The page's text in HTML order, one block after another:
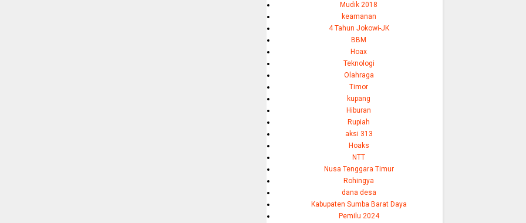
Mudik 2018
keamanan
4 Tahun Jokowi-JK
BBM
Hoax
Teknologi
Olahraga
Timor
kupang
Hiburan
Rupiah
aksi 313
Hoaks
NTT
Nusa Tenggara Timur
Rohingya
dana desa
Kabupaten Sumba Barat Daya
Pemilu 2024